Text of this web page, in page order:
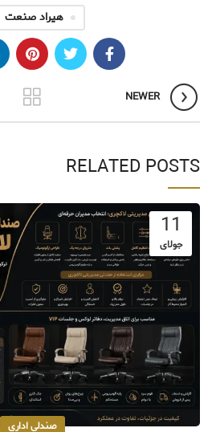
هیراد صنعت
NEWER
RELATED POSTS
11
جولای
صندلی اداری